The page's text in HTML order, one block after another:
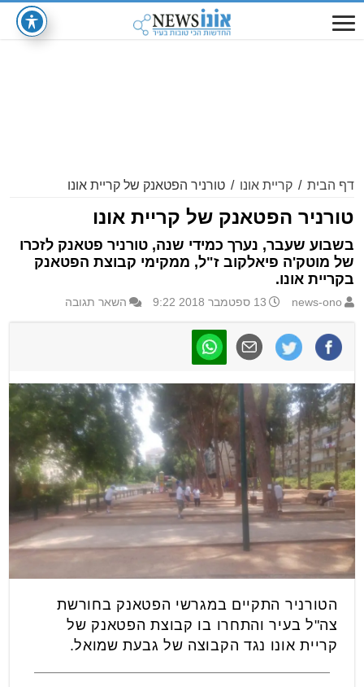
דף הבית / קריית אונו / טורניר הפטאנק של קריית אונו
טורניר הפטאנק של קריית אונו
בשבוע שעבר, נערך כמידי שנה, טורניר פטאנק לזכרו
של מוטק'ה פיאלקוב ז"ל, ממקימי קבוצת הפטאנק
בקריית אונו.
news-ono 13 ספטמבר 2018 9:22 השאר תגובה
הטורניר התקיים במגרשי הפטאנק בחורשת
צה"ל בעיר והתחרו בו קבוצת הפטאנק של
קריית אונו נגד הקבוצה של גבעת שמואל.